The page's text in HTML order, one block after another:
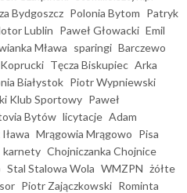
Bydgoszcz Polonia Bytom Patryk
Lublin Paweł Głowacki Emil
Mława sparingi Barczewo
Tęcza Biskupiec Arka
Białystok Piotr Wypniewski
Klub Sportowy Paweł
Bytów licytacje Adam
Iława Mrągowia Mrągowo Pisa
karnety Chojniczanka Chojnice
Stal Stalowa Wola WMZPN żółte
Piotr Zajączkowski Rominta